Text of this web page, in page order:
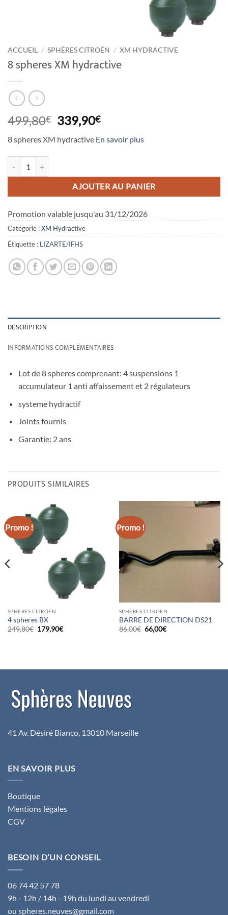
ACCUEIL / SPHÈRES CITROËN / XM HYDRACTIVE
8 spheres XM hydractive
499,80€ Le
initial
339,90€Le
actuel
8 spheres XM hydractive En savoir plus
AJOUTER AU PANIER
Promotion valable jusqu'au 31/12/2026
Catégorie :XM Hydractive
Étiquette : LIZARTE/IFHS
DESCRIPTION
INFORMATIONS COMPLÉMENTAIRES
Lot de 8 spheres comprenant: 4 suspensions 1
accumulateur 1 anti affaissement et 2 régulateurs
systeme hydractif
Joints fournis
Garantie: 2 ans
PRODUITS SIMILAIRES
Promo !
SPHÈRES CITROËN
4 spheres BX
249,80€ Le
179,90€Le
Promo !
SPHÈRES CITROËN
BARRE DE DIRECTION DS21
86,00€ Le
prix
66,00€Le
41 Av. Désiré Bianco, 13010 Marseille
EN SAVOIR PLUS
Boutique
Mentions légales
CGV
BESOIN D’UN CONSEIL
06 74 42 57 78
9h - 12h / 14h - 19h du lundi au vendredi
ou spheres.neuves@gmail.com